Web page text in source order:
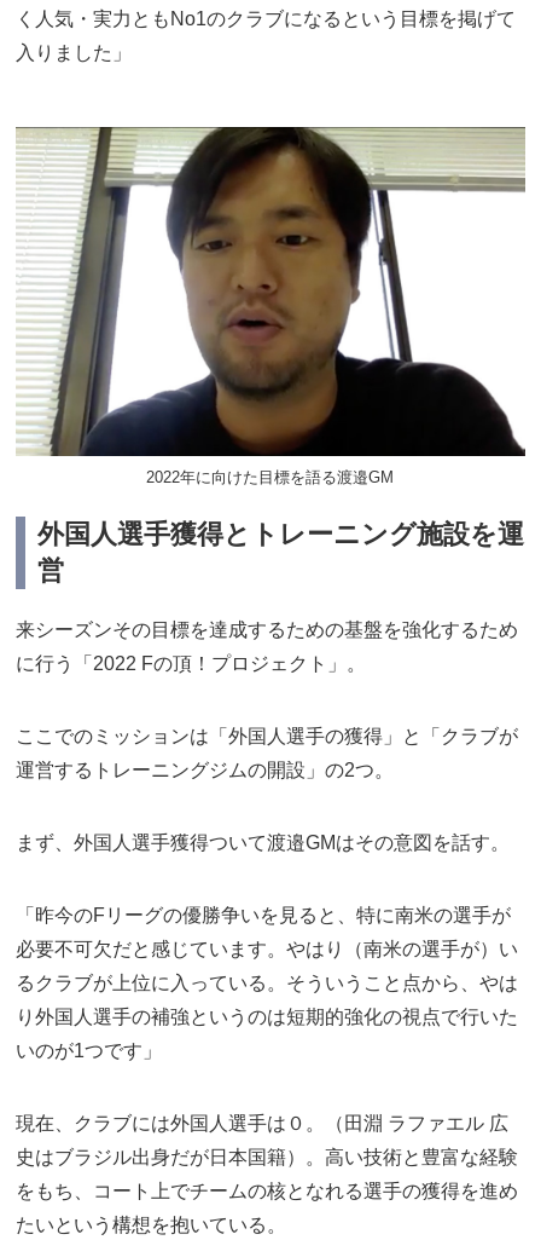
く人気・実力ともNo1のクラブになるという目標を掲げて
入りました」
2022年に向けた目標を語る渡邉GM
外国人選手獲得とトレーニング施設を運
営
来シーズンその目標を達成するための基盤を強化するため
に行う「2022 Fの頂！プロジェクト」。
ここでのミッションは「外国人選手の獲得」と「クラブが
運営するトレーニングジムの開設」の2つ。
まず、外国人選手獲得ついて渡邉GMはその意図を話す。
「昨今のFリーグの優勝争いを見ると、特に南米の選手が
必要不可欠だと感じています。やはり（南米の選手が）い
るクラブが上位に入っている。そういうこと点から、やは
り外国人選手の補強というのは短期的強化の視点で行いた
いのが1つです」
現在、クラブには外国人選手は０。（田淵 ラファエル 広
史はブラジル出身だが日本国籍）。高い技術と豊富な経験
をもち、コート上でチームの核となれる選手の獲得を進め
たいという構想を抱いている。